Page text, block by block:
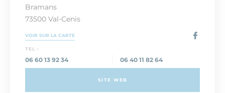
Bramans
73500 Val-Cenis
VOIR SUR LA CARTE
TEL :
06 60 13 92 34 06 40 11 82 64
SITE WEB